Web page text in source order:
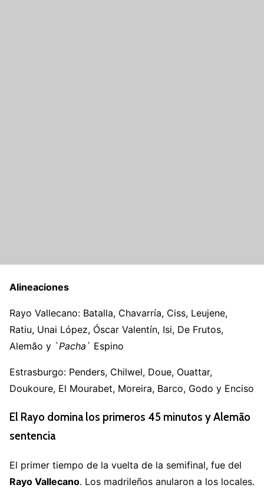
Alineaciones
Rayo Vallecano: Batalla, Chavarría, Ciss, Leujene,
Ratiu, Unai López, Óscar Valentín, Isi, De Frutos,
Alemão y `Pacha ´ Espino
Estrasburgo: Penders, Chilwel, Doue, Ouattar,
Doukoure, El Mourabet, Moreira, Barco, Godo y Enciso
El Rayo domina los primeros 45 minutos y Alemão
sentencia
El primer tiempo de la vuelta de la semifinal, fue del
Rayo Vallecano. Los madrileños anularon a los locales.